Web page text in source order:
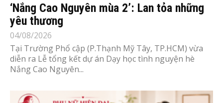
‘Nắng Cao Nguyên mùa 2’: Lan tỏa những
yêu thương
04/08/2026
Tại Trường Phổ cập (P.Thạnh Mỹ Tây, TP.HCM) vừa
diễn ra Lễ tổng kết dự án Dạy học tình nguyện hè
Nắng Cao Nguyên...